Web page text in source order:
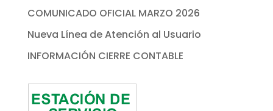
COMUNICADO OFICIAL MARZO 2026
Nueva Línea de Atención al Usuario
INFORMACIÓN CIERRE CONTABLE